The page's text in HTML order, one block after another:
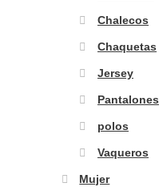
Chalecos
Chaquetas
Jersey
Pantalones
polos
Vaqueros
Mujer